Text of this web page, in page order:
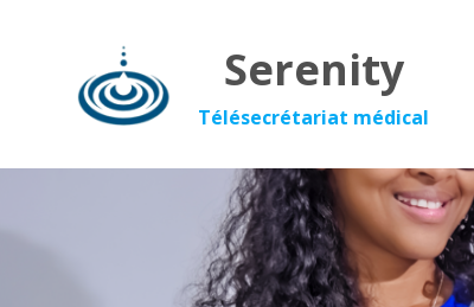
Serenity
Télésecrétariat médical